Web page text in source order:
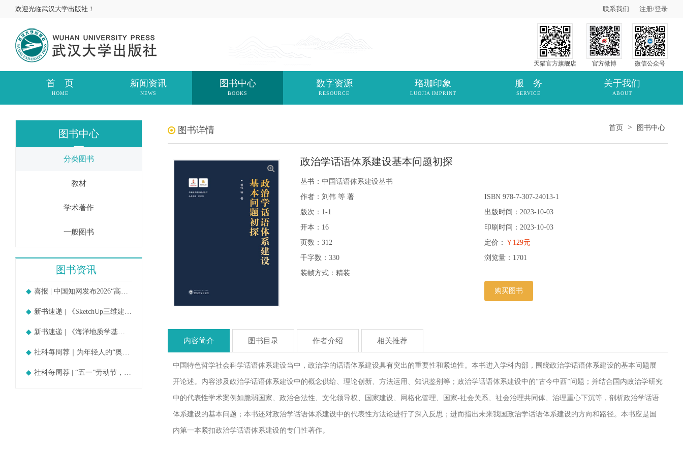
欢迎光临武汉大学出版社！ 联系我们 注册/登录
天猫官方旗舰店 官方微博 微信公众号
首 页
HOME
新闻资讯
NEWS
图书中心
BOOKS
数字资源
RESOURCE
珞珈印象
LUOJIA IMPRINT
服 务
SERVICE
关于我们
ABOUT
图书中心
分类图书
教材
学术著作
一般图书
图书资讯
喜报 | 中国知网发布2026“高被引
新书速递 | 《SketchUp三维建模教
新书速递 | 《海洋地质学基础》
社科每周荐｜为年轻人的“奥德赛时期
社科每周荐 | “五一”劳动节，守护
图书详情 首页 > 图书中心
政治学话语体系建设基本问题初探
丛书： 中国话语体系建设丛书
作者：刘伟 等 著
版次：1-1
开本：16
页数：312
千字数：330
装帧方式：精装
ISBN 978-7-307-24013-1
出版时间：2023-10-03
印刷时间：2023-10-03
定价： ￥129元
浏览量： 1701
购买图书
内容简介 图书目录 作者介绍 相关推荐
中国特色哲学社会科学话语体系建设当中，政治学的话语体系建设具有突出的重要性和紧迫性。本书进入学科内部，围绕政治学话语体系建设的基本问题展
开论述。内容涉及政治学话语体系建设中的概念供给、理论创新、方法运用、知识鉴别等；政治学话语体系建设中的“古今中西”问题；并结合国内政治学研究
中的代表性学术案例如脆弱国家、政治合法性、文化领导权、国家建设、网格化管理、国家-社会关系、社会治理共同体、治理重心下沉等，剖析政治学话语
体系建设的基本问题；本书还对政治学话语体系建设中的代表性方法论进行了深入反思；进而指出未来我国政治学话语体系建设的方向和路径。本书应是国
内第一本紧扣政治学话语体系建设的专门性著作。